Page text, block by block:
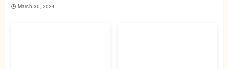
March 30, 2024